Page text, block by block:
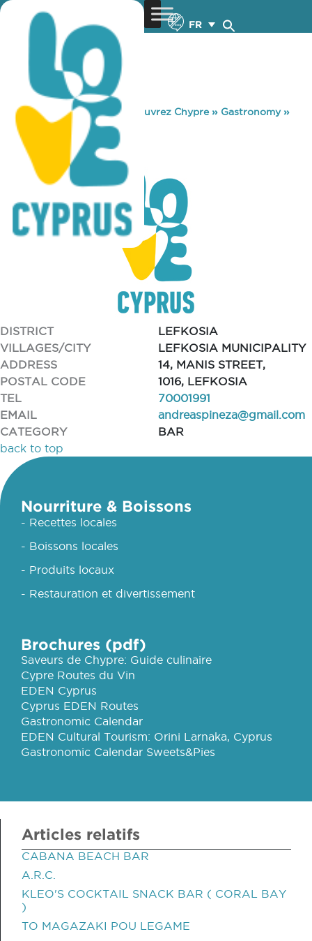
FR
You are here: Home »Découvrez Chypre» Gastronomy»
PALAIA PINEZA
PALAIA PINEZA
DISTRICT
LEFKOSIA
VILLAGES/CITY
LEFKOSIA MUNICIPALITY
ADDRESS
14, MANIS STREET,
POSTAL CODE
1016, LEFKOSIA
TEL
70001991
EMAIL
andreaspineza@gmail.com
CATEGORY
BAR
back to top
Nourriture & Boissons
- Recettes locales
- Boissons locales
- Produits locaux
- Restauration et divertissement
Brochures (pdf)
Saveurs de Chypre: Guide culinaire
Cypre Routes du Vin
EDEN Cyprus
Cyprus EDEN Routes
Gastronomic Calendar
EDEN Cultural Tourism: Orini Larnaka, Cyprus
Gastronomic Calendar Sweets&Pies
Articles relatifs
CABANA BEACH BAR
A.R.C.
KLEO'S COCKTAIL SNACK BAR ( CORAL BAY
)
TO MAGAZAKI POU LEGAME